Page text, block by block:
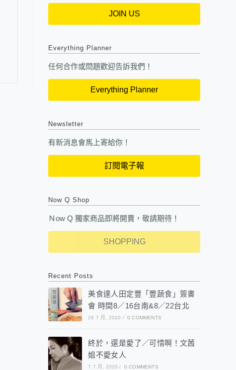
JOIN US
Everything Planner
任何合作或問題歡迎告訴我們！
Everything Planner
Newsletter
有新消息會馬上寄給你！
訂閱電子報
Now Q Shop
Ｎow Q 獨家商品即將開賣，敬請期待！
SHOPPING
Recent Posts
美食達人田定豐「豐蔬食」簽書
會 時間8／16台南&8／22台北
29 7 月, 2020 / 0 COMMENTS
終於，還是愛了／可惜啊！文茜
姐不愛女人
7 7 月, 2020 / 0 COMMENTS